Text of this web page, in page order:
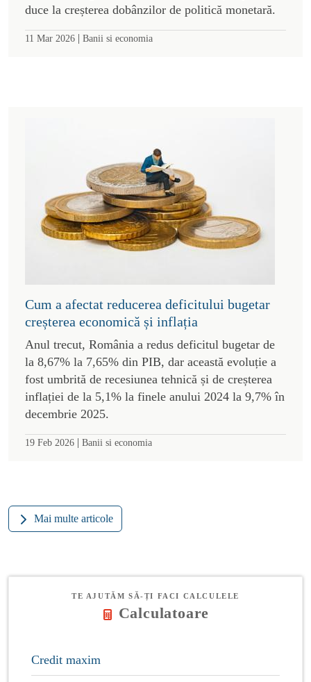
duce la creșterea dobânzilor de politică monetară.
11 Mar 2026 | Banii si economia
Cum a afectat reducerea deficitului bugetar
creșterea economică și inflația
Anul trecut, România a redus deficitul bugetar de
la 8,67% la 7,65% din PIB, dar această evoluție a
fost umbrită de recesiunea tehnică și de creșterea
inflației de la 5,1% la finele anului 2024 la 9,7% în
decembrie 2025.
19 Feb 2026 | Banii si economia
Mai multe articole
TE AJUTĂM SĂ-ȚI FACI CALCULELE
Calculatoare
Credit maxim